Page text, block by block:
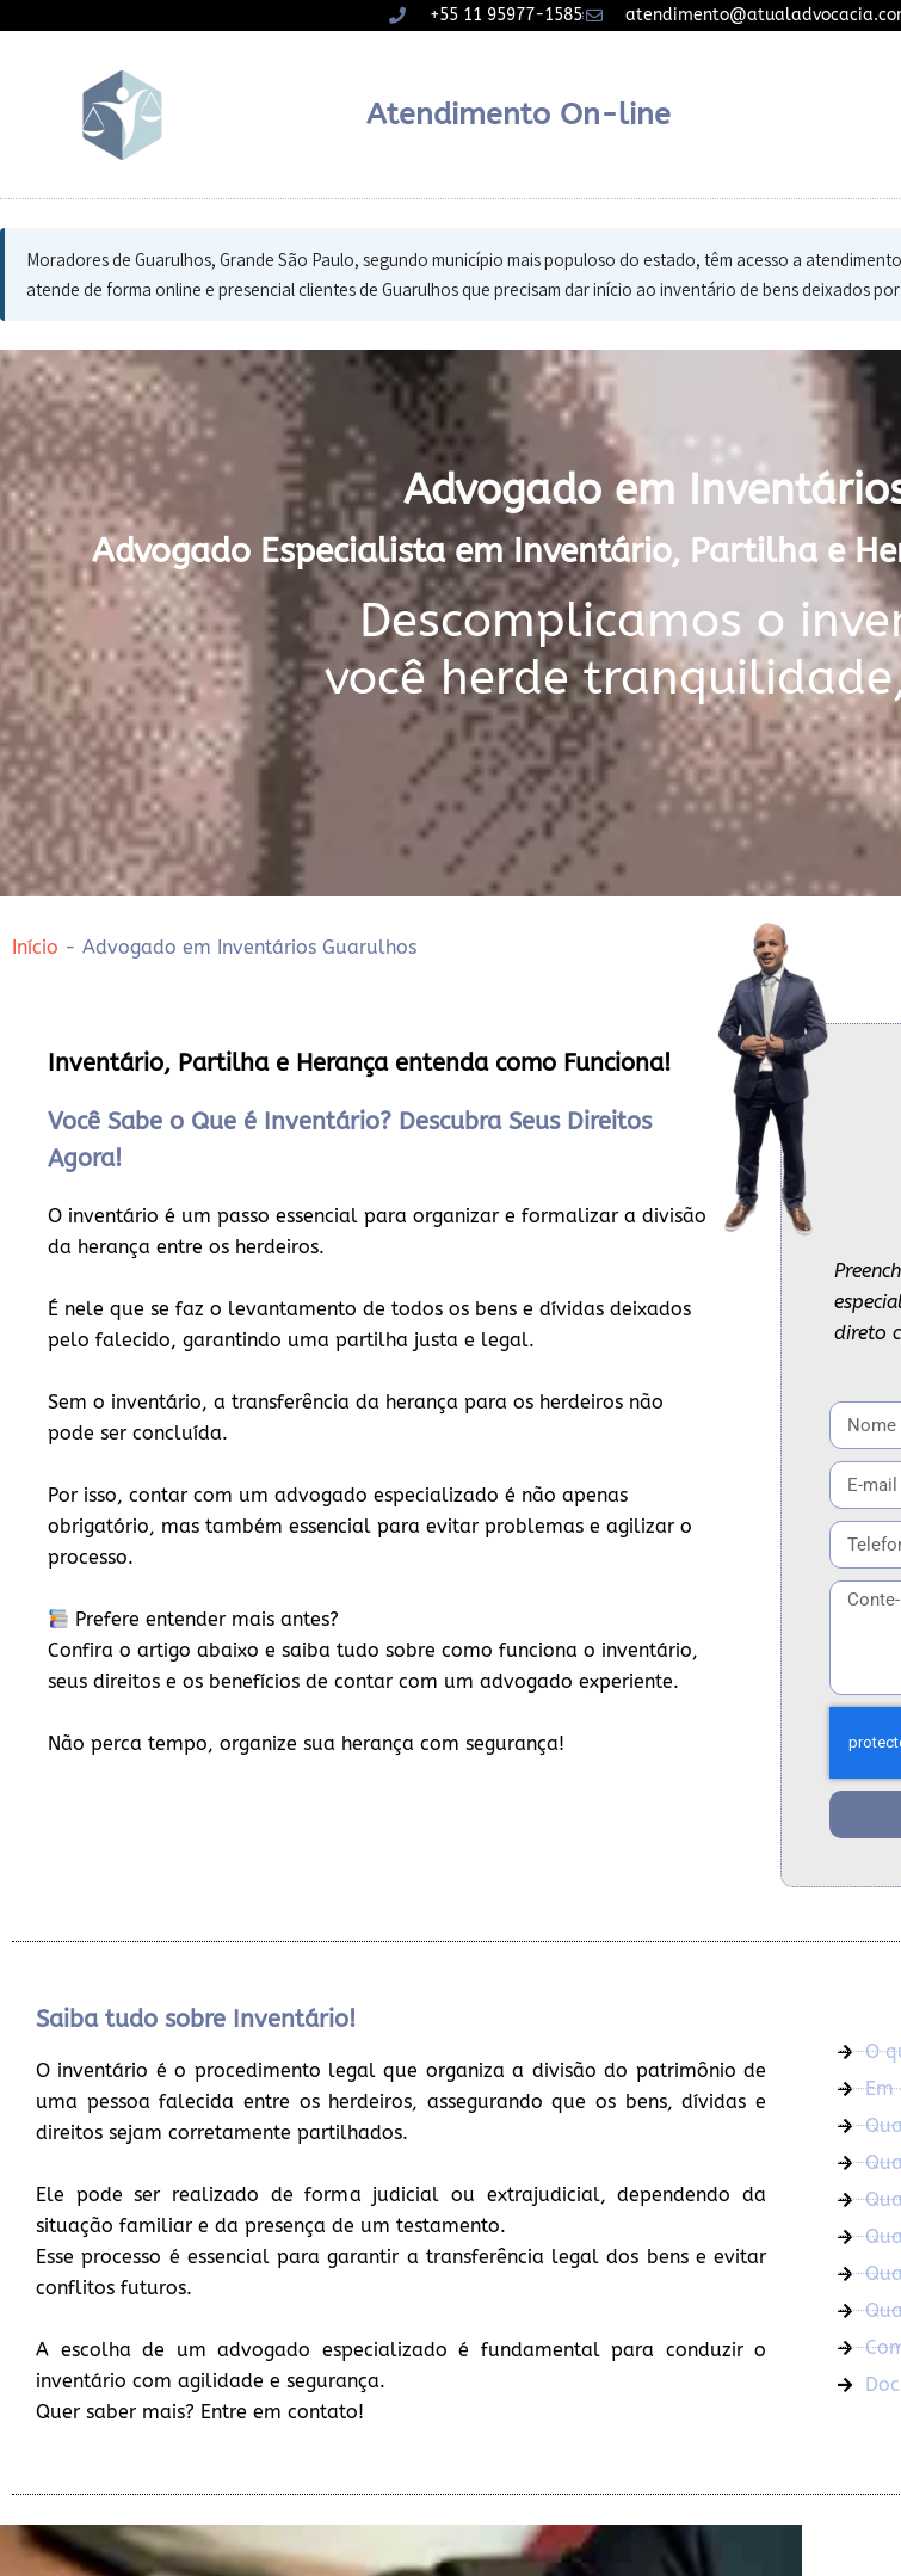
+55 11 95977-1585
Atendimento On-line
Moradores de Guarulhos, Grande São Paulo, segundo município mais populoso do estado, têm acesso a
atende de forma online e presencial clientes de Guarulhos que precisam dar início ao inventário de bens deixados
Advogado em
Advogado Especialista em Inventário, Partilha e
Descomplicamos o
você herde
Início - Advogado em Inventários Guarulhos
Inventário, Partilha e Herança entenda como Funciona!
Você Sabe o Que é Inventário? Descubra Seus Direitos
Agora!
O inventário é um passo essencial para organizar e formalizar a divisão
da herança entre os herdeiros.
É nele que se faz o levantamento de todos os bens e dívidas deixados
pelo falecido, garantindo uma partilha justa e legal.
Sem o inventário, a transferência da herança para os herdeiros não
pode ser concluída.
Por isso, contar com um advogado especializado é não apenas
obrigatório, mas também essencial para evitar problemas e agilizar o
processo.
Prefere entender mais antes?
Confira o artigo abaixo e saiba tudo sobre como funciona o inventário,
seus direitos e os benefícios de contar com um advogado experiente.
Não perca tempo, organize sua herança com segurança!
direto
Saiba tudo sobre Inventário!
O inventário é o procedimento legal que organiza a divisão do patrimônio de
uma pessoa falecida entre os herdeiros, assegurando que os bens, dívidas e
direitos sejam corretamente partilhados.
Ele pode ser realizado de forma judicial ou extrajudicial, dependendo da
situação familiar e da presença de um testamento.
Esse processo é essencial para garantir a transferência legal dos bens e evitar
conflitos futuros.
A escolha de um advogado especializado é fundamental para conduzir o
inventário com agilidade e segurança.
Quer saber mais? Entre em contato!
O
Em